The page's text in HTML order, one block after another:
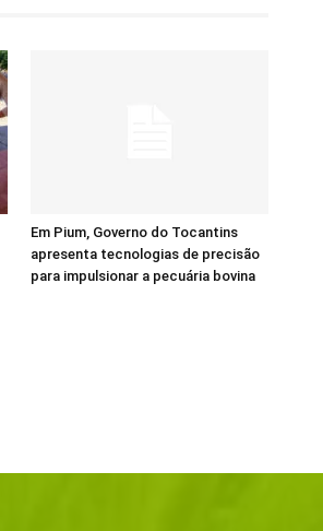
Em Pium, Governo do Tocantins
apresenta tecnologias de precisão
para impulsionar a pecuária bovina